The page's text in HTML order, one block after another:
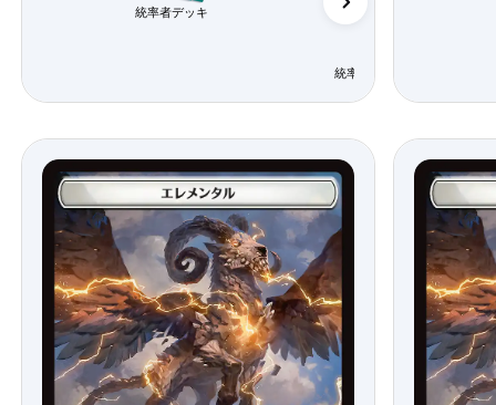
統率者デッキ
統率者デッキ「エレメンタル